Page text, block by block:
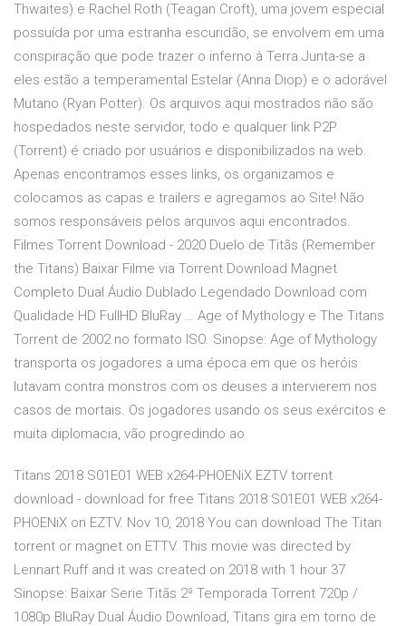
Thwaites) e Rachel Roth (Teagan Croft), uma jovem especial
possuída por uma estranha escuridão, se envolvem em uma
conspiração que pode trazer o inferno à Terra.Junta-se a
eles estão a temperamental Estelar (Anna Diop) e o adorável
Mutano (Ryan Potter). Os arquivos aqui mostrados não são
hospedados neste servidor, todo e qualquer link P2P
(Torrent) é criado por usuários e disponibilizados na web.
Apenas encontramos esses links, os organizamos e
colocamos as capas e trailers e agregamos ao Site! Não
somos responsáveis pelos arquivos aqui encontrados.
Filmes Torrent Download - 2020 Duelo de Titãs (Remember
the Titans) Baixar Filme via Torrent Download Magnet
Completo Dual Áudio Dublado Legendado Download com
Qualidade HD FullHD BluRay … Age of Mythology e The Titans
Torrent de 2002 no formato ISO. Sinopse: Age of Mythology
transporta os jogadores a uma época em que os heróis
lutavam contra monstros com os deuses a intervierem nos
casos de mortais. Os jogadores usando os seus exércitos e
muita diplomacia, vão progredindo ao
Titans 2018 S01E01 WEB x264-PHOENiX EZTV torrent
download - download for free Titans 2018 S01E01 WEB x264-
PHOENiX on EZTV. Nov 10, 2018 You can download The Titan
torrent or magnet on ETTV. This movie was directed by
Lennart Ruff and it was created on 2018 with 1 hour 37
Sinopse: Baixar Serie Titãs 2ª Temporada Torrent 720p /
1080p BluRay Dual Áudio Download, Titans gira em torno de